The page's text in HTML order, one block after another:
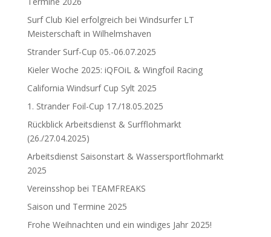
Surf Club Kiel erfolgreich bei Windsurfer LT
Meisterschaft in Wilhelmshaven
Strander Surf-Cup 05.-06.07.2025
Kieler Woche 2025: iQFOiL & Wingfoil Racing
California Windsurf Cup Sylt 2025
1. Strander Foil-Cup 17./18.05.2025
Rückblick Arbeitsdienst & Surfflohmarkt
(26./27.04.2025)
Arbeitsdienst Saisonstart & Wassersportflohmarkt
2025
Vereinsshop bei TEAMFREAKS
Saison und Termine 2025
Frohe Weihnachten und ein windiges Jahr 2025!